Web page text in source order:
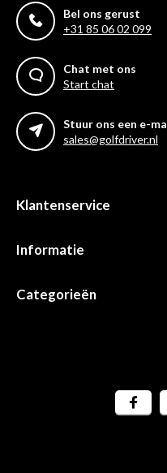
Bel ons gerust
+31 85 06 02 099
Chat met ons
Start chat
Stuur ons een e-
sales@golfdriver.nl
Klantenservice
Informatie
Categorieën